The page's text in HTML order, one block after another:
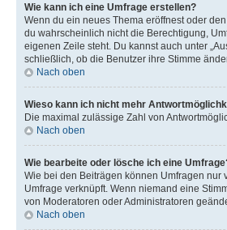
Wie kann ich eine Umfrage erstellen?
Wenn du ein neues Thema eröffnest oder
du wahrscheinlich nicht die Berechtigung,
eigenen Zeile steht. Du kannst auch unter
schließlich, ob die Benutzer ihre Stimme
Nach oben
Wieso kann ich nicht mehr
Die maximal zulässige Zahl von
Nach oben
Wie bearbeite oder lösche ich eine
Wie bei den Beiträgen können Umfragen nur
Umfrage verknüpft. Wenn niemand eine
von Moderatoren oder Administratoren
Nach oben